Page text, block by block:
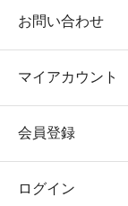
お問い合わせ
マイアカウント
会員登録
ログイン